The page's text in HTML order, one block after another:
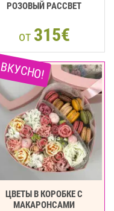
РОЗОВЫЙ РАССВЕТ
от 315€
ВКУСНО!
ЦВЕТЫ В КОРОБКЕ С
МАКАРОНСАМИ